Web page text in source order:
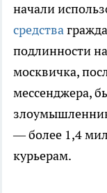
начали
средства
подлинности
москвичка,
мессенджера,
— более 1,4
курьерам.